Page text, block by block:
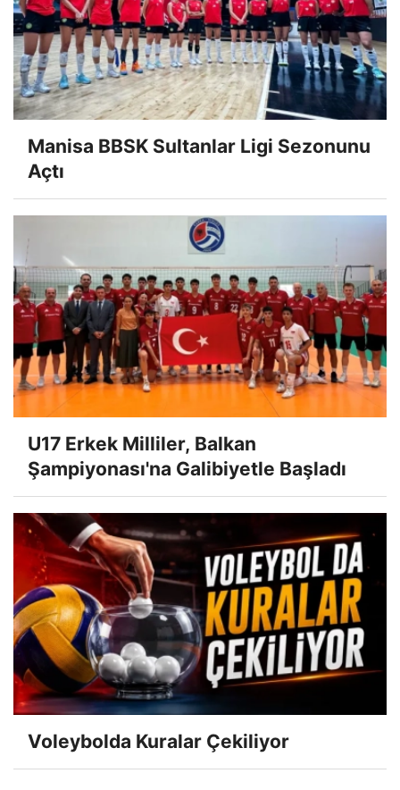
Manisa BBSK Sultanlar Ligi Sezonunu
Açtı
U17 Erkek Milliler, Balkan
Şampiyonası'na Galibiyetle Başladı
Voleybolda Kuralar Çekiliyor